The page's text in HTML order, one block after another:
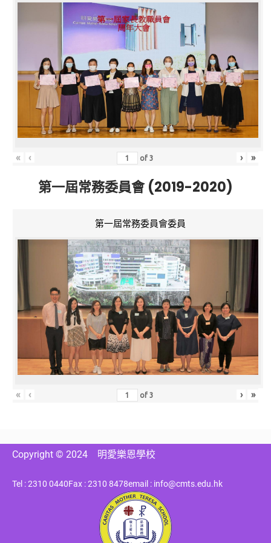
« ‹ of3 › »
第一屆常務委員會 (2019-2020)
第一屆常務委員會委員
« ‹ of3 › »
Copyright © 2024 明愛樂恩學校
Tel : 2310 0440Fax : 2310 8478email : info@cmts.edu.hk